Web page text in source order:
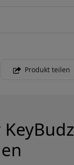
Produkt teilen